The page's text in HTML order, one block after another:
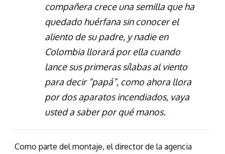
compañera crece una semilla que ha
quedado huérfana sin conocer el
aliento de su padre, y nadie en
Colombia llorará por ella cuando
lance sus primeras sílabas al viento
para decir “papá”, como ahora llora
por dos aparatos incendiados, vaya
usted a saber por qué manos.
Como parte del montaje, el director de la agencia